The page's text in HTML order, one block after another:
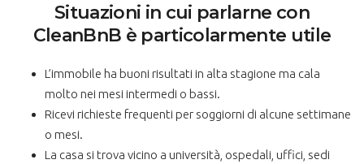
Situazioni in cui parlarne con
CleanBnB è particolarmente utile
L’immobile ha buoni risultati in alta stagione ma cala
molto nei mesi intermedi o bassi.
Ricevi richieste frequenti per soggiorni di alcune settimane
o mesi.
La casa si trova vicino a università, ospedali, uffici, sedi